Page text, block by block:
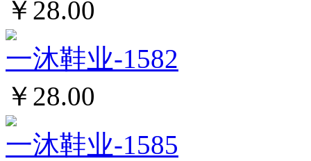
￥28.00
一沐鞋业-1582
￥28.00
一沐鞋业-1585